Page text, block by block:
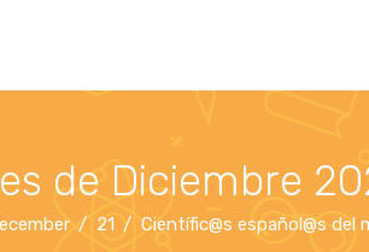
de Diciembre
21 Científic@s español@s del